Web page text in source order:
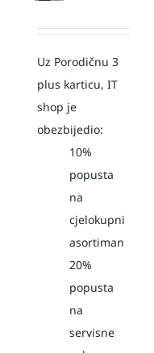
Uz Porodičnu 3
plus karticu, IT
shop je
obezbijedio:
10%
popusta
na
cjelokupni
asortiman
20%
popusta
na
servisne